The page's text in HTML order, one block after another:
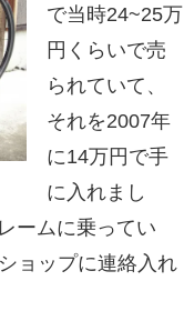
で当時24~25万
円くらいで売
られていて、
それを2007年
に14万円で手
に入れまし
ームに乗ってい
ョップに連絡入れ